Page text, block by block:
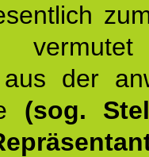
vermutet
der
(sog.